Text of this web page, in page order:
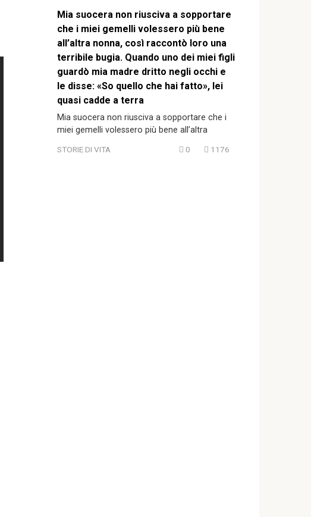
Mia suocera non riusciva a sopportare
che i miei gemelli volessero più bene
all’altra nonna, così raccontò loro una
terribile bugia. Quando uno dei miei figli
guardò mia madre dritto negli occhi e
le disse: «So quello che hai fatto», lei
quasi cadde a terra
Mia suocera non riusciva a sopportare che i
miei gemelli volessero più bene all’altra
STORIE DI VITA 0 1176